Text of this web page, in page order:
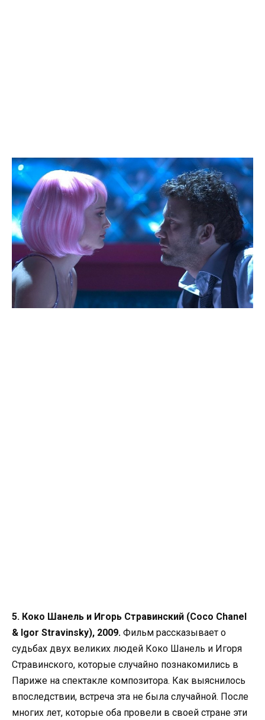
5. Коко Шанель и Игорь Стравинский (Coco Chanel
& Igor Stravinsky), 2009. Фильм рассказывает о
судьбах двух великих людей Коко Шанель и Игоря
Стравинского, которые случайно познакомились в
Париже на спектакле композитора. Как выяснилось
впоследствии, встреча эта не была случайной. После
многих лет, которые оба провели в своей стране эти